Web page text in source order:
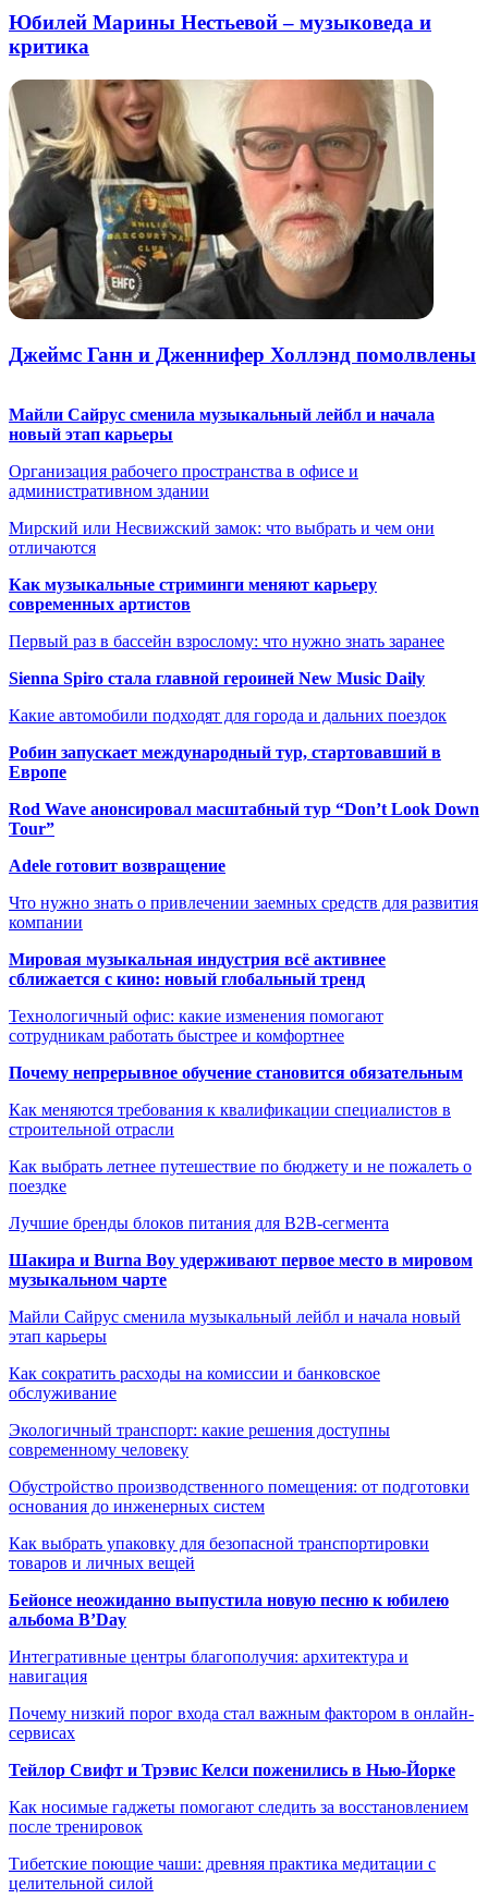
Юбилей Марины Нестьевой – музыковеда и
критика
Джеймс Ганн и Дженнифер Холлэнд помолвлены
Майли Сайрус сменила музыкальный лейбл и начала
новый этап карьеры
Организация рабочего пространства в офисе и
административном здании
Мирский или Несвижский замок: что выбрать и чем они
отличаются
Как музыкальные стриминги меняют карьеру
современных артистов
Первый раз в бассейн взрослому: что нужно знать заранее
Sienna Spiro стала главной героиней New Music Daily
Какие автомобили подходят для города и дальних поездок
Робин запускает международный тур, стартовавший в
Европе
Rod Wave анонсировал масштабный тур “Don’t Look Down
Tour”
Adele готовит возвращение
Что нужно знать о привлечении заемных средств для развития
компании
Мировая музыкальная индустрия всё активнее
сближается с кино: новый глобальный тренд
Технологичный офис: какие изменения помогают
сотрудникам работать быстрее и комфортнее
Почему непрерывное обучение становится обязательным
Как меняются требования к квалификации специалистов в
строительной отрасли
Как выбрать летнее путешествие по бюджету и не пожалеть о
поездке
Лучшие бренды блоков питания для B2B-сегмента
Шакира и Burna Boy удерживают первое место в мировом
музыкальном чарте
Майли Сайрус сменила музыкальный лейбл и начала новый
этап карьеры
Как сократить расходы на комиссии и банковское
обслуживание
Экологичный транспорт: какие решения доступны
современному человеку
Обустройство производственного помещения: от подготовки
основания до инженерных систем
Как выбрать упаковку для безопасной транспортировки
товаров и личных вещей
Бейонсе неожиданно выпустила новую песню к юбилею
альбома B’Day
Интегративные центры благополучия: архитектура и
навигация
Почему низкий порог входа стал важным фактором в онлайн-
сервисах
Тейлор Свифт и Трэвис Келси поженились в Нью-Йорке
Как носимые гаджеты помогают следить за восстановлением
после тренировок
Тибетские поющие чаши: древняя практика медитации с
целительной силой